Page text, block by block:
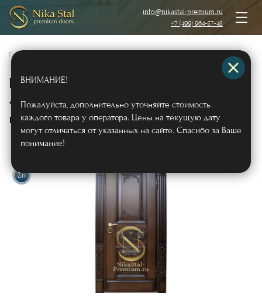
info@nikastal-premium.ru
+7 (499) 964-57-45
Главная Двери с массивом дерева /
Парадная металлическая дверь
«ТЕРМО» с массивом и резьбой +
карнизАрт567
Zn
ВНИМАНИЕ!
Пожалуйста, дополнительно уточняйте стоимость
каждого товара у оператора. Цены на текущую дату
могут отличаться от указанных на сайте. Спасибо за Ваше
понимание!